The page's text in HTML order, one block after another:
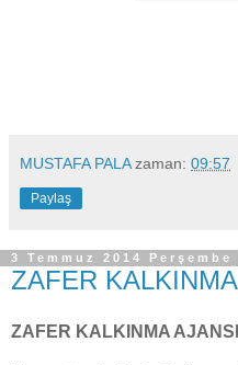
MUSTAFA PALA zaman: 09:57
Paylaş
3 Temmuz 2014 Perşembe
ZAFER
ZAFER KALKINMA AJANSI